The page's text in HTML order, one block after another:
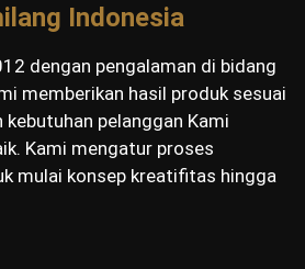
Indonesia
dengan pengalaman di bidang
memberikan hasil produk sesuai
kebutuhan pelanggan Kami
Kami mengatur proses
mulai konsep kreatifitas hingga